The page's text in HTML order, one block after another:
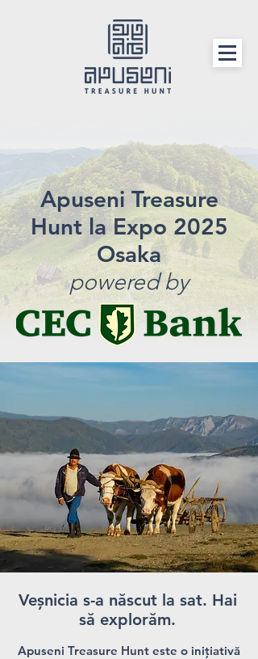
Apuseni Treasure
Hunt la Expo 2025
Osaka
powered by
Veșnicia s-a născut la sat. Hai
să explorăm.
Apuseni Treasure Hunt este o inițiativă